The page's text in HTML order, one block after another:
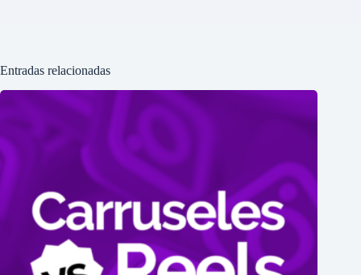
Entradas relacionadas